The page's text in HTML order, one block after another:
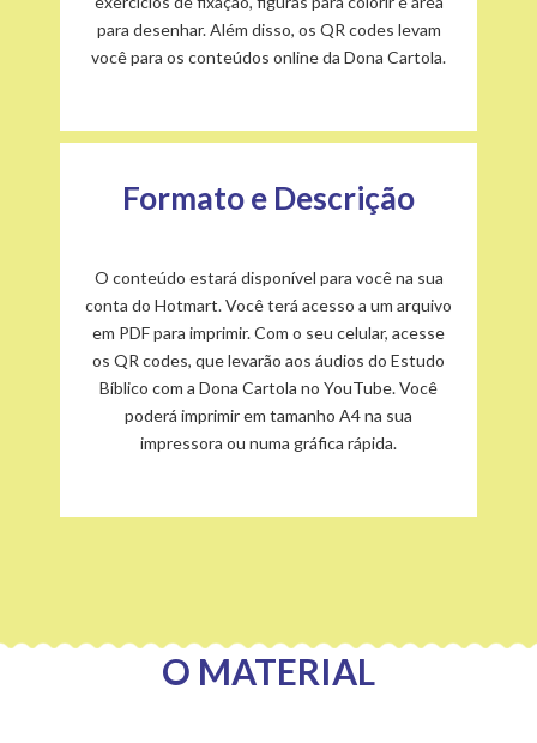
para desenhar. Além disso, os QR codes levam
você para os conteúdos online da Dona Cartola.
Formato e Descrição
O conteúdo estará disponível para você na sua
conta do Hotmart. Você terá acesso a um arquivo
em PDF para imprimir. Com o seu celular, acesse
os QR codes, que levarão aos áudios do Estudo
Bíblico com a Dona Cartola no YouTube. Você
poderá imprimir em tamanho A4 na sua
impressora ou numa gráfica rápida.
O MATERIAL